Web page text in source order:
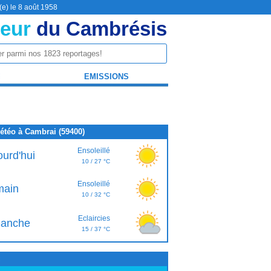
le 8 août 1958
du Cambrésis
EMISSIONS
à Cambrai (59400)
Ensoleillé
10 / 27 °C
Ensoleillé
10 / 32 °C
Eclaircies
15 / 37 °C